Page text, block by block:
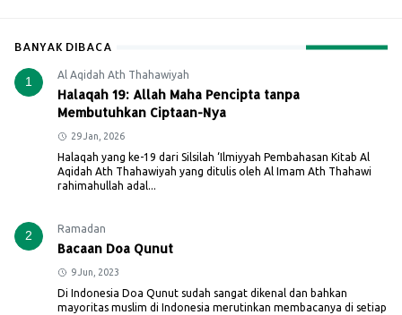
BANYAK DIBACA
1 Al Aqidah Ath Thahawiyah
Halaqah 19: Allah Maha Pencipta tanpa
Membutuhkan Ciptaan-Nya
29 Jan, 2026
Halaqah yang ke-19 dari Silsilah ‘Ilmiyyah Pembahasan Kitab Al
Aqidah Ath Thahawiyah yang ditulis oleh Al Imam Ath Thahawi
rahimahullah adal...
2 Ramadan
Bacaan Doa Qunut
9 Jun, 2023
Di Indonesia Doa Qunut sudah sangat dikenal dan bahkan
mayoritas muslim di Indonesia merutinkan membacanya di setiap